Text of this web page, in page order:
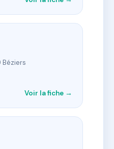
Béziers
Voir la fiche →